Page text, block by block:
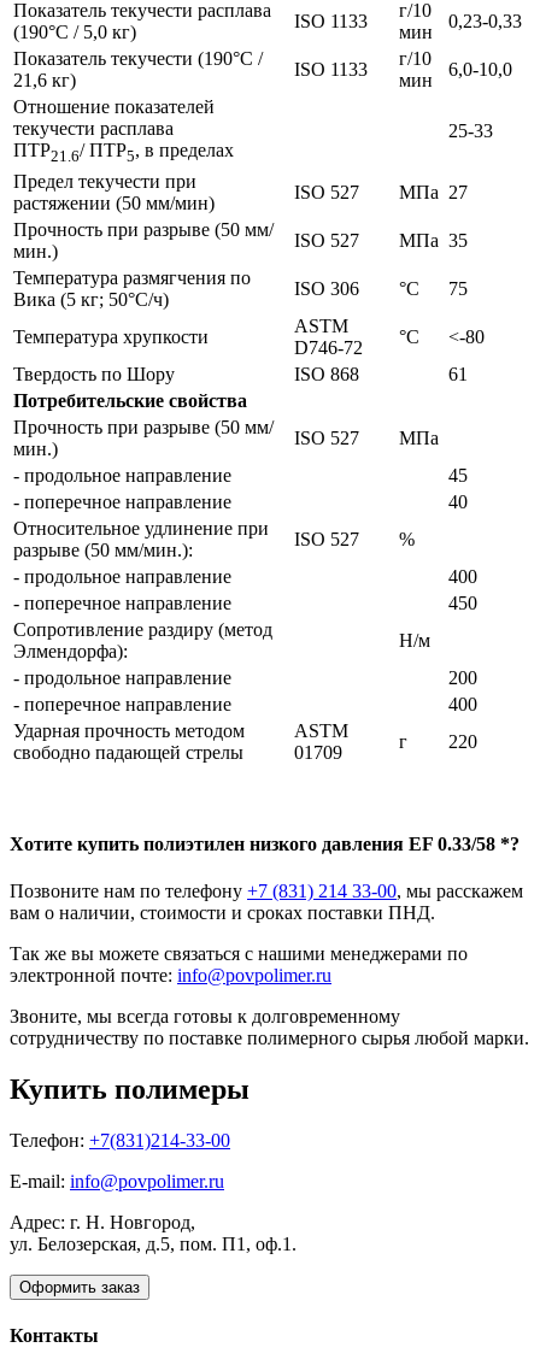
Показатель текучести расплава
(190°C / 5,0 кг)
ISO 1133
г/10
мин
0,23-0,33
Показатель текучести (190°C /
21,6 кг)
ISO 1133
г/10
мин
6,0-10,0
Отношение показателей
текучести расплава
ПТР21.6/ ПТР5, в пределах
25-33
Предел текучести при
растяжении (50 мм/мин)
ISO 527 МПа 27
Прочность при разрыве (50 мм/
мин.)
ISO 527 МПа 35
Температура размягчения по
Вика (5 кг; 50°C/ч)
ISO 306 °C 75
Температура хрупкости
ASTM
D746-72
°C
<-80
Твердость по Шору
ISO 868
61
Потребительские свойства
Прочность при разрыве (50 мм/
мин.)
ISO 527
МПа
- продольное направление
45
- поперечное направление
40
Относительное удлинение при
разрыве (50 мм/мин.):
ISO 527
%
- продольное направление
400
- поперечное направление
450
Сопротивление раздиру (метод
Элмендорфа):
Н/м
- продольное направление
200
- поперечное направление
400
Ударная прочность методом
свободно падающей стрелы
ASTM
01709
г 220
Хотите купить полиэтилен низкого давления EF 0.33/58 *?
Позвоните нам по телефону +7 (831) 214 33-00, мы расскажем
вам о наличии, стоимости и сроках поставки ПНД.
Так же вы можете связаться с нашими менеджерами по
электронной почте: info@povpolimer.ru
Звоните, мы всегда готовы к долговременному
сотрудничеству по поставке полимерного сырья любой марки.
Купить полимеры
Телефон: +7(831)214-33-00
E-mail: info@povpolimer.ru
Адрес: г. Н. Новгород,
ул. Белозерская, д.5, пом. П1, оф.1.
Оформить заказ
Контакты